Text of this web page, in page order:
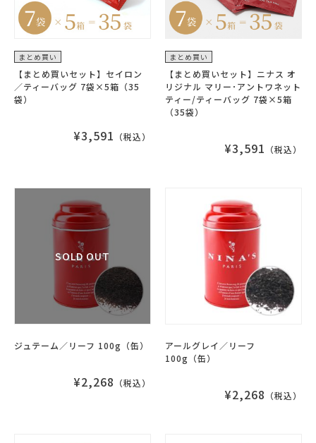
まとめ買い
【まとめ買いセット】セイロン
／ティーバッグ 7袋×5箱（35
袋）
¥3,591 （税込）
まとめ買い
【まとめ買いセット】ニナス オ
リジナル マリー･アントワネット
ティー/ティーバッグ 7袋×5箱
（35袋）
¥3,591 （税込）
ジュテーム／リーフ 100g（缶）
¥2,268 （税込）
アールグレイ／リーフ
100g（缶）
¥2,268 （税込）